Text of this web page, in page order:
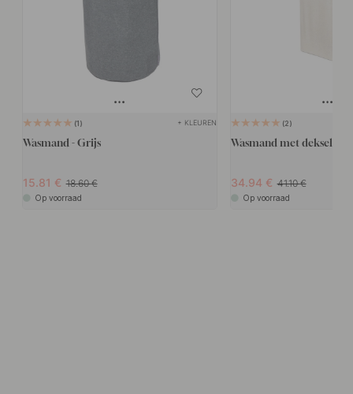
1 + KLEUREN
Wasmand - Grijs
15.81 18.60
Op voorraad
2
Wasmand met deksel -
34.94 41.10
Op voorraad